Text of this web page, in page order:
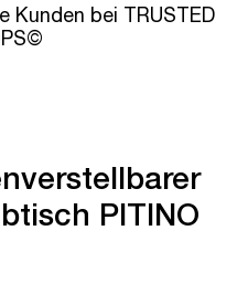
Kunden bei TRUSTED
PITINO